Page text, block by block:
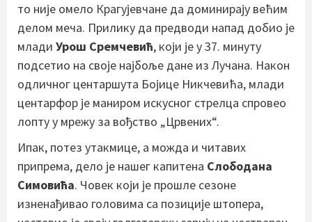
то није омело Крагујевчане да доминирају већим
делом меча. Прилику да предводи напад добио је
млади Урош Сремчевић, који је у 37. минуту
подсетио на своје најбоље дане из Лучана. Након
одличног центаршута Бојице Никчевића, млади
центарфор је маниром искусног стрелца спровео
лопту у мрежу за вођство „Црвених“.
Ипак, потез утакмице, а можда и читавих
припрема, дело је нашег капитена Слободана
Симовића. Човек који је прошле сезоне
изненађивао головима са позиције штопера,